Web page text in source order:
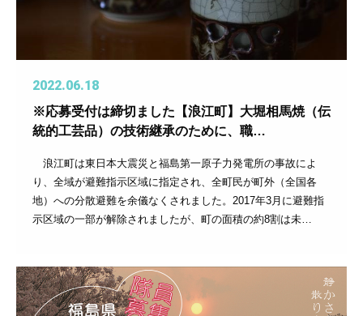
2022.06.18
※応募受付は締切ました【浪江町】大堀相馬焼（伝
統的工芸品）の技術継承のために、職…
浪江町は東日本大震災と福島第一原子力発電所の事故によ
り、全域が避難指示区域に指定され、全町民が町外（全国各
地）への分散避難を余儀なくされました。2017年3月に避難指
示区域の一部が解除されましたが、町の面積の約8割は未…